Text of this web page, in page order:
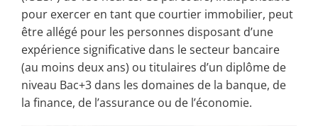
pour exercer en tant que courtier immobilier, peut
être allégé pour les personnes disposant d’une
expérience significative dans le secteur bancaire
(au moins deux ans) ou titulaires d’un diplôme de
niveau Bac+3 dans les domaines de la banque, de
la finance, de l’assurance ou de l’économie.